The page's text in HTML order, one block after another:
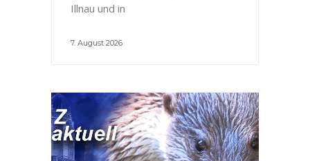
Illnau und in
7. August 2026